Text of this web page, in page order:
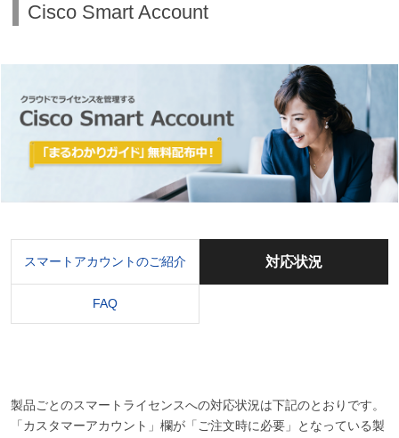
Cisco Smart Account
スマートアカウントのご紹介 対応状況
FAQ
製品ごとのスマートライセンスへの対応状況は下記のとおりです。
「カスタマーアカウント」欄が「ご注文時に必要」となっている製